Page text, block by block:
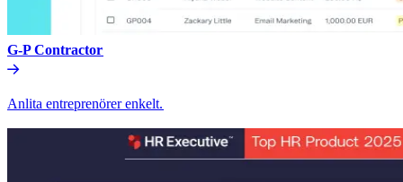
G-P Contractor​​
Anlita entreprenörer enkelt.​​